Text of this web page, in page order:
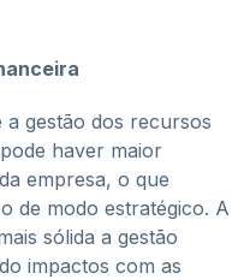
a gestão dos recursos
haver maior
empresa, o que
de modo estratégico. A
sólida a gestão
impactos com as